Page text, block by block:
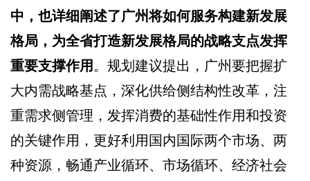
中，也详细阐述了广州将如何服务构建新发展
格局，为全省打造新发展格局的战略支点发挥
重要支撑作用 。规划建议提出，广州要把握扩
大内需战略基点，深化供给侧结构性改革，注
重需求侧管理，发挥消费的基础性作用和投资
的关键作用，更好利用国内国际两个市场、两
种资源，畅通产业循环、市场循环、经济社会